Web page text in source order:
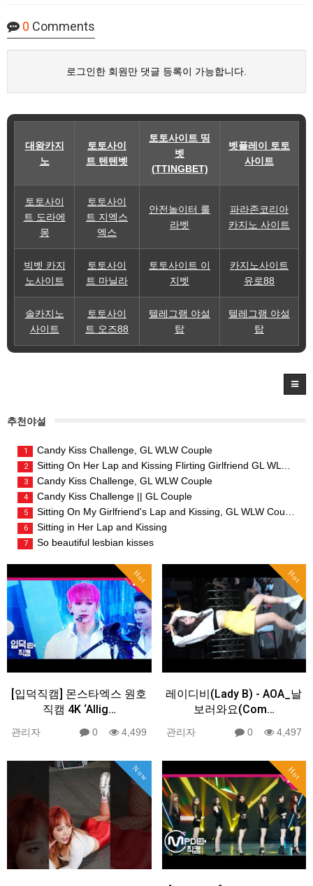
0 Comments
로그인한 회원만 댓글 등록이 가능합니다.
대왕카지
노
토토사이
트 텐텐벳
토토사이트 띵
벳
(TTINGBET)
벳플레이 토토
사이트
토토사이
트 도라에
몽
토토사이
트 지엑스
엑스
안전놀이터 룰
라벳
파라존코리아
카지노 사이트
빅벳 카지
노사이트
토토사이
트 마닐라
토토사이트 이
지벳
카지노사이트
유로88
솔카지노
사이트
토토사이
트 오즈88
텔레그램 야설
탑
텔레그램 야설
탑
추천야설
1 Candy Kiss Challenge, GL WLW Couple
2 Sitting On Her Lap and Kissing Flirting Girlfriend GL WLW Couple
3 Candy Kiss Challenge, GL WLW Couple
4 Candy Kiss Challenge || GL Couple
5 Sitting On My Girlfriend's Lap and Kissing, GL WLW Couple
6 Sitting in Her Lap and Kissing
7 So beautiful lesbian kisses
Hot
[입덕직캠] 몬스타엑스 원호
직캠 4K ‘Allig…
관리자 0 4,499
Hot
레이디비(Lady B) - AOA_날
보러와요(Com…
관리자 0 4,497
Now Hot